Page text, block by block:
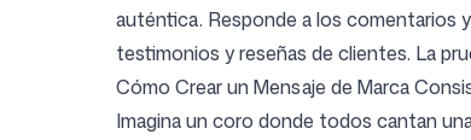
auténtica. Responde a los comentarios
testimonios y reseñas de clientes. La
Cómo Crear un Mensaje de Marca
Imagina un coro donde todos cantan